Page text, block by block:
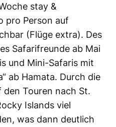
stay &
pro Person auf
(Flüge extra). Des
Safarifreunde ab Mai
und Mini-Safaris mit
ab Hamata. Durch die
Touren nach St.
Islands viel
was dann deutlich